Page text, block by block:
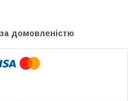
за домовленістю